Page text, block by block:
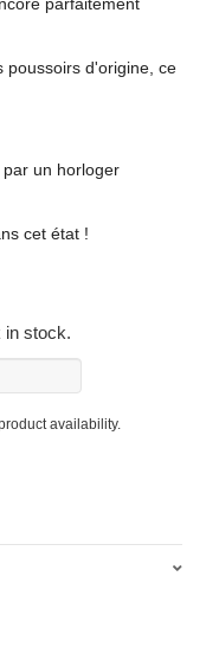
poussoirs d'origine, ce
un horloger
cet état !
in stock.
availability.